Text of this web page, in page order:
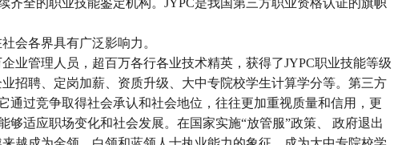
齐全的职业技能鉴定机构。JYPC是我国第三方职业资格认证的旗帜
会各界具有广泛影响力。
业管理人员，超百万各行各业技术精英，获得了JYPC职业技能等级
招聘、定岗加薪、资质升级、大中专院校学生计算学分等。第三方
通过竞争取得社会承认和社会地位，往往更加重视质量和信用，更
够适应职场变化和社会发展。在国家实施“放管服”政策、
政府退出